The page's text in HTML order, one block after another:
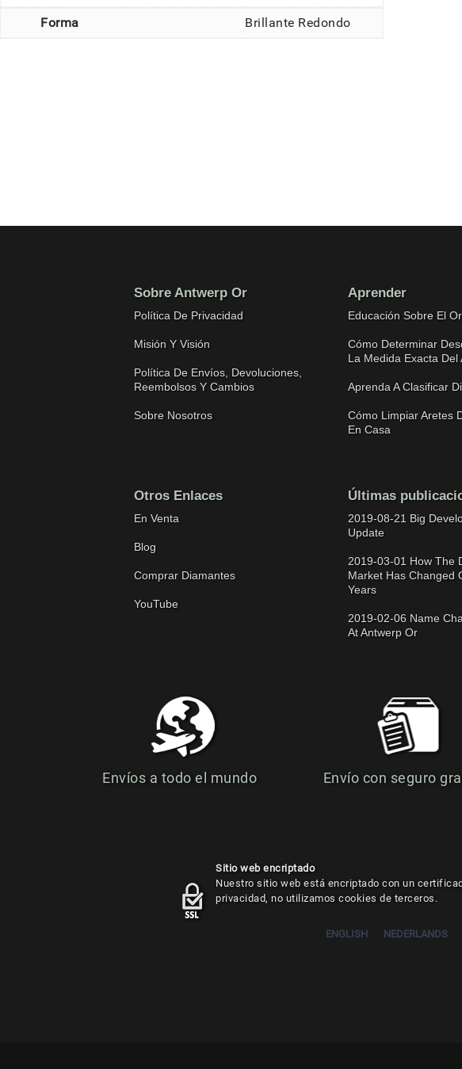
Forma Brillante Redondo
Sobre Antwerp Or
Política De Privacidad
Misión Y Visión
Política De Envíos, Devoluciones,
Reembolsos Y Cambios
Sobre Nosotros
Aprender
Educación Sobre El
Cómo Determinar
La Medida Exacta Del
Aprenda A Clasificar
Cómo Limpiar Aretes
En Casa
Otros Enlaces
En Venta
Blog
Comprar Diamantes
YouTube
Últimas
2019-08-21 Big
Update
2019-03-01 How The
Market Has Changed
Years
2019-02-06 Name
At Antwerp Or
Envíos a todo el mundo Envío con seguro
Sitio web encriptado
Nuestro sitio web está encriptado con un
privacidad, no utilizamos cookies de terceros.
ENGLISH NEDERLANDS